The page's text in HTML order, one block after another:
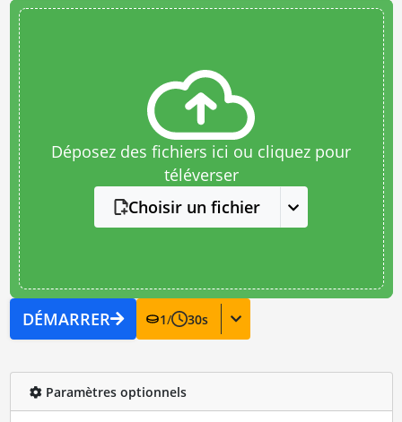
Déposez des fichiers ici ou cliquez pour
téléverser
Choisir un fichier
DÉMARRER 1/ 30s
Paramètres optionnels